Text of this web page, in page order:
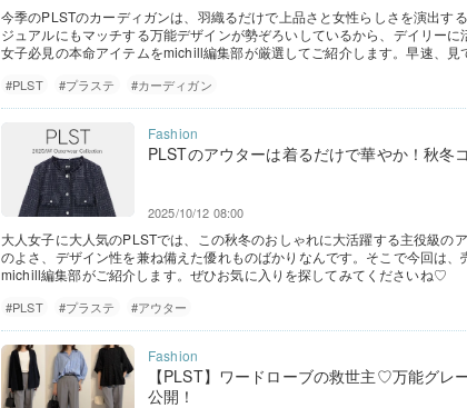
今季のPLSTのカーディガンは、羽織るだけで上品さと女性らしさを演出す
ジュアルにもマッチする万能デザインが勢ぞろいしているから、デイリー
女子必見の本命アイテムをmichill編集部が厳選してご紹介します。早速、見
#PLST #プラステ #カーディガン
PLSTのアウターは着るだけで華やか！秋冬
2025/10/12 08:00
大人女子に大人気のPLSTでは、この秋冬のおしゃれに大活躍する主役級の
のよさ、デザイン性を兼ね備えた優れものばかりなんです。そこで今回は
michill編集部がご紹介します。ぜひお気に入りを探してみてくださいね♡
#PLST #プラステ #アウター
【PLST】ワードローブの救世主♡万能グレ
公開！